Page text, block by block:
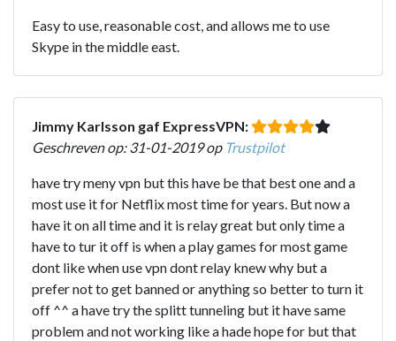
Easy to use, reasonable cost, and allows me to use
Skype in the middle east.
Jimmy Karlsson gaf ExpressVPN:
Geschreven op: 31-01-2019 op Trustpilot
have try meny vpn but this have be that best one and a
most use it for Netflix most time for years. But now a
have it on all time and it is relay great but only time a
have to tur it off is when a play games for most game
dont like when use vpn dont relay knew why but a
prefer not to get banned or anything so better to turn it
off ^^ a have try the splitt tunneling but it have same
problem and not working like a hade hope for but that